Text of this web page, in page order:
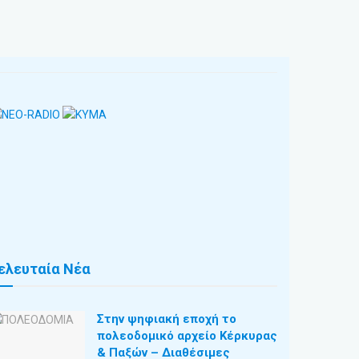
Νέα
Στην ψηφιακή εποχή το
πολεοδομικό αρχείο Κέρκυρας
& Παξών – Διαθέσιμες